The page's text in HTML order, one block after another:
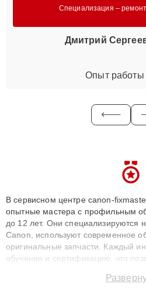
Специализация –
Дмитрий
Опыт работы
В сервисном центре canon-
опытные мастера с профильным
до 12 лет. Они специализируются
Canon, используют современное
оригинальные запчасти. Каждый
обучение и сертификацию, что
сохранением гарантии до 3 лет.